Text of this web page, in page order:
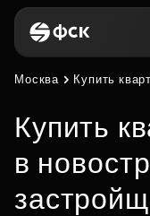
Москва Купить
Купить
в